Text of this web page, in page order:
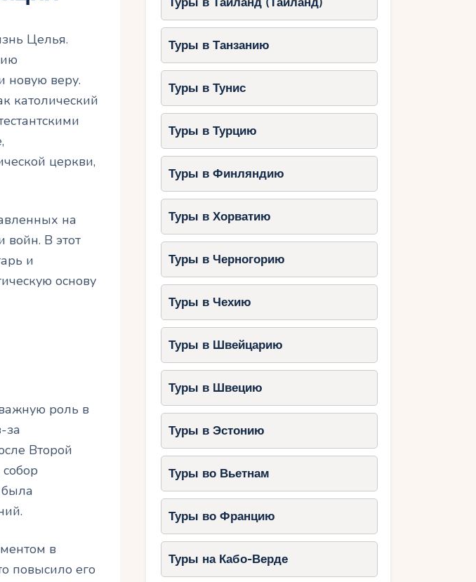
Целья.
новую веру.
католический
церкви,
на
войн. В этот
и
основу
роль в
за
Второй
была
в
повысило его
Туры в Танзанию
Туры в Тунис
Туры в Турцию
Туры в Финляндию
Туры в Хорватию
Туры в Черногорию
Туры в Чехию
Туры в Швейцарию
Туры в Швецию
Туры в Эстонию
Туры во Вьетнам
Туры во Францию
Туры на Кабо-Верде